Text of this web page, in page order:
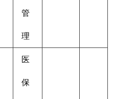
管
理
医
保